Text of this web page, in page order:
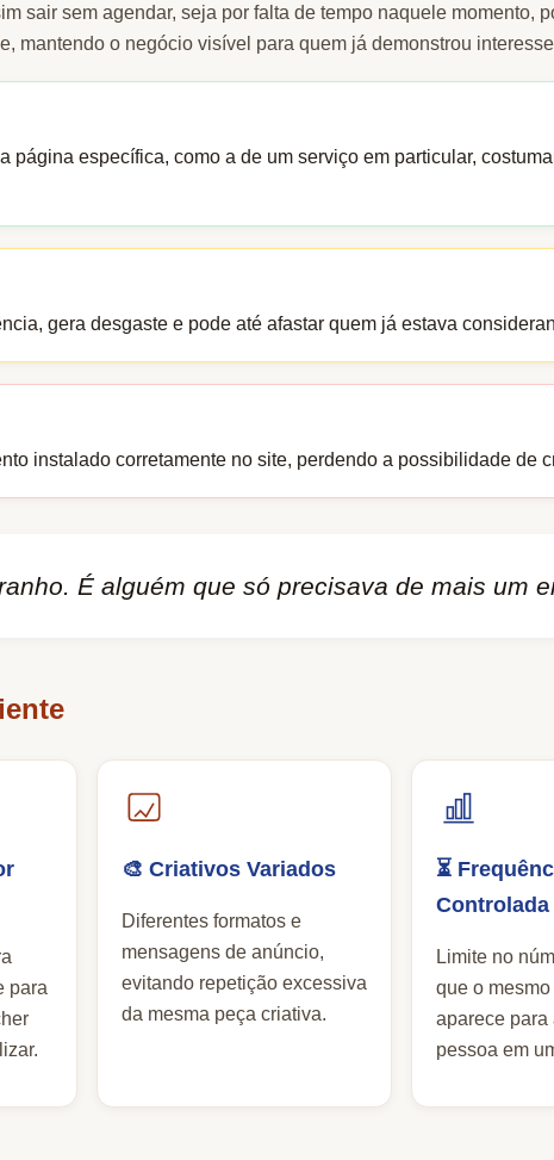
sair sem agendar, seja por falta de tempo naquele momento,
mantendo o negócio visível para quem já demonstrou
específica, como a de um serviço em particular,
gera desgaste e pode até afastar quem já estava
instalado corretamente no site, perdendo a possibilidade de
É alguém que só precisava de mais um
para
🎨 Criativos Variados
Diferentes formatos e
mensagens de anúncio,
evitando repetição excessiva
da mesma peça criativa.
⏳
Controlada
Limite no
que o
aparece para
pessoa em